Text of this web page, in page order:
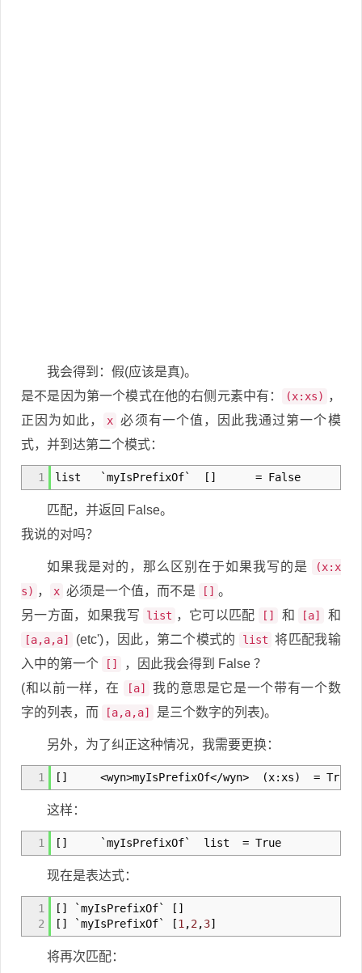
我会得到：假(应该是真)。
是不是因为第一个模式在他的右侧元素中有：
(x:xs) ，
正因为如此，
x 必须有一个值，因此我通过第一个模
式，并到达第二个模式：
1 list `myIsPrefixOf` [ ] = False
匹配，并返回 False。
我说的对吗？
如果我是对的，那么区别在于如果我写的是
(x:x
s) ， x 必须是一个值，而不是 [] 。
另一方面，如果我写
list ，它可以匹配 [] 和 [a] 和
[a,a,a] (etc')，因此，第二个模式的 list 将匹配我输
入中的第一个
[]
，因此我会得到 False ？
(和以前一样，在
[a]
我的意思是它是一个带有一个数
字的列表，而
[a,a,a] 是三个数字的列表)。
另外，为了纠正这种情况，我需要更换：
1 [ ] <wyn>myIsPrefixOf</wyn> (x: xs) = True
这样：
1 [ ] `myIsPrefixOf` list = True
现在是表达式：
1
2
[ ] `myIsPrefixOf` [ ]
[ ] `myIsPrefixOf` [1 ,2 ,3]
将再次匹配：